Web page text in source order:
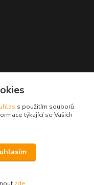
3
s použitím souborů
týkající se Vašich